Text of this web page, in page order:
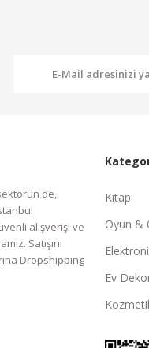
de,
alışverişi ve
Satışını
Dropshipping
Kitap
Oyun &
Ev